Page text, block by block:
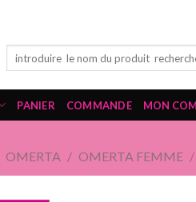
Recherche
PANIER COMMANDE MON
OMERTA / OMERTA FEMME /